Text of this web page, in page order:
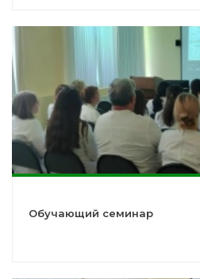
Обучающий семинар